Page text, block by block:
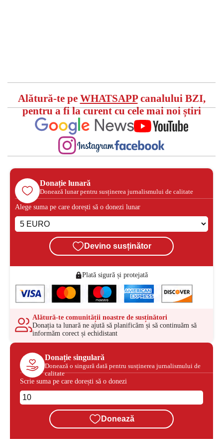
Alătură-te pe WHATSAPPcanalului BZI,
pentru a fi la curent cu cele mai noi știri
Donație lunară
Donează lunar pentru susținerea jurnalismului de calitate
Alege suma pe care dorești să o donezi lunar
Devino susținător
Plată sigură și protejată
Alătură-te comunității noastre de susținători
Donația ta lunară ne ajută să planificăm și să continuăm să
informăm corect și echidistant
Donație singulară
Donează o singură dată pentru susținerea jurnalismului de
calitate
Scrie suma pe care dorești să o donezi
Donează